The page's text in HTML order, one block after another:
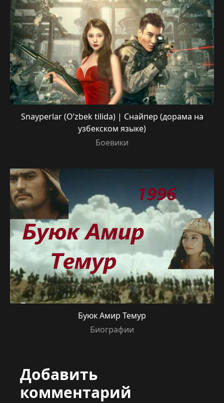
Snayperlar (O’zbek tilida) | Снайпер (дорама на
узбекском языке)
Боевики
Буюк Амир Темур
Биографии
Добавить
комментарий